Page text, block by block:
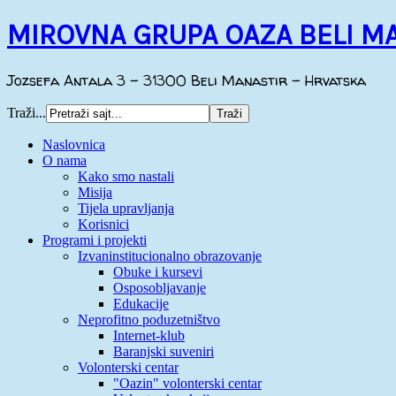
MIROVNA GRUPA OAZA BELI
Jozsefa Antala 3 - 31300 Beli Manastir - Hrvatska
Traži...
Naslovnica
O nama
Kako smo nastali
Misija
Tijela upravljanja
Korisnici
Programi i projekti
Izvaninstitucionalno obrazovanje
Obuke i kursevi
Osposobljavanje
Edukacije
Neprofitno poduzetništvo
Internet-klub
Baranjski suveniri
Volonterski centar
"Oazin" volonterski centar